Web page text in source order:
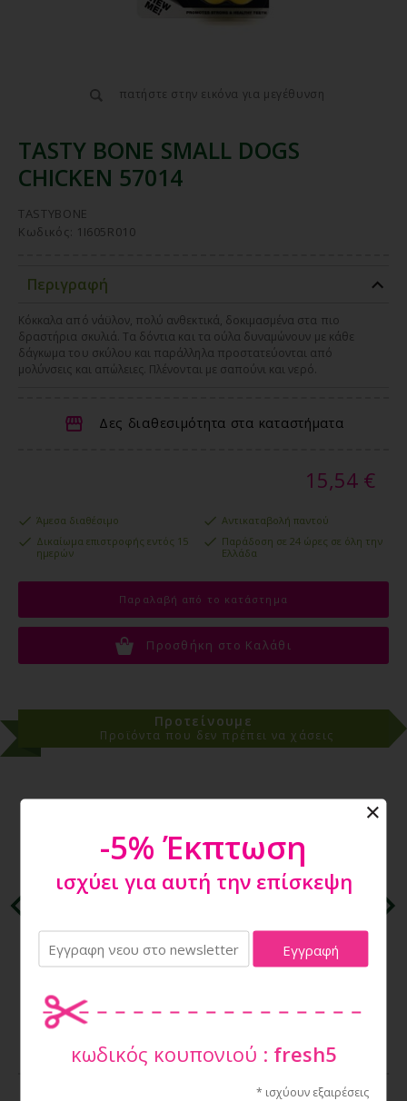
πατήστε στην εικόνα για μεγέθυνση
TASTY BONE SMALL DOGS
CHICKEN 57014
TASTYBONE
Κωδικός: 1I605R010
Περιγραφή
Κόκκαλα από νάϋλον, πολύ ανθεκτικά, δοκιμασμένα στα πιο
δραστήρια σκυλιά. Τα δόντια και τα ούλα δυναμώνουν με κάθε
δάγκωμα του σκύλου και παράλληλα προστατεύονται από
μολύνσεις και απώλειες. Πλένονται με σαπούνι και νερό.
Δες διαθεσιμότητα στα καταστήματα
15,54 €
Άμεσα διαθέσιμο
Αντικαταβολή παντού
Δικαίωμα επιστροφής εντός 15
ημερών
Παράδοση σε 24 ώρες σε όλη την
Ελλάδα
Παραλαβή από το κατάστημα
Προσθήκη στο Καλάθι
Προτείνουμε
Προϊόντα που δεν πρέπει να χάσεις
CHERVUS ELAPHUS ΦΥΣΙΚΟ ΚΕΡΑΤΟ MAXI 140-160gr
-5% Έκπτωση
ισχύει για αυτή την επίσκεψη
κωδικός κουπονιού : fresh5
* ισχύουν εξαιρέσεις